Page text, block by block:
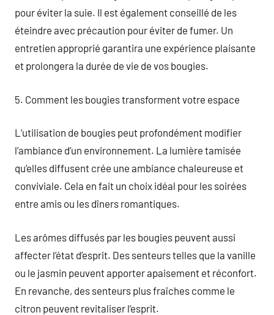
pour éviter la suie. Il est également conseillé de les
éteindre avec précaution pour éviter de fumer. Un
entretien approprié garantira une expérience plaisante
et prolongera la durée de vie de vos bougies.
5. Comment les bougies transforment votre espace
L’utilisation de bougies peut profondément modifier
l’ambiance d’un environnement. La lumière tamisée
qu’elles diffusent crée une ambiance chaleureuse et
conviviale. Cela en fait un choix idéal pour les soirées
entre amis ou les dîners romantiques.
Les arômes diffusés par les bougies peuvent aussi
affecter l’état d’esprit. Des senteurs telles que la vanille
ou le jasmin peuvent apporter apaisement et réconfort.
En revanche, des senteurs plus fraîches comme le
citron peuvent revitaliser l’esprit.